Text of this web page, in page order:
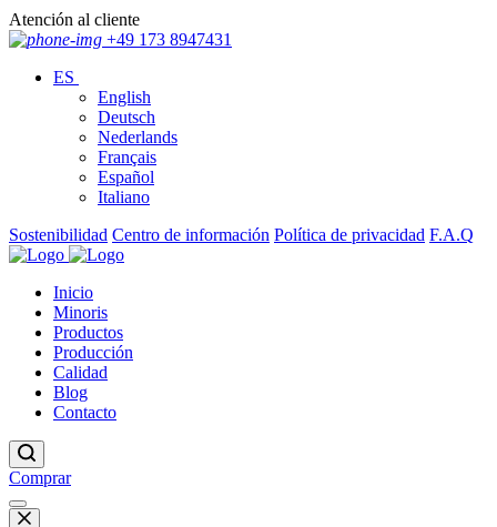
Atención al cliente
+49 173 8947431
ES
English
Deutsch
Nederlands
Français
Español
Italiano
Sostenibilidad Centro de información Política de privacidad F.A.Q
Inicio
Minoris
Productos
Producción
Calidad
Blog
Contacto
Comprar